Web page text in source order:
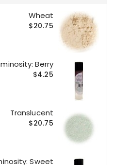
Wheat
$20.75
Berry
$4.25
Translucent
$20.75
Sweet